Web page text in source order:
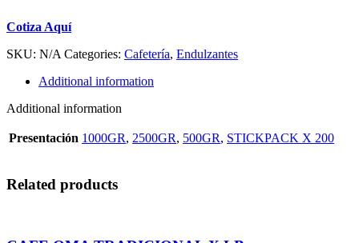
Cotiza Aquí
SKU: N/A Categories: Cafetería, Endulzantes
Additional information
Additional information
Presentación 1000GR, 2500GR, 500GR, STICKPACK X 200
Related products